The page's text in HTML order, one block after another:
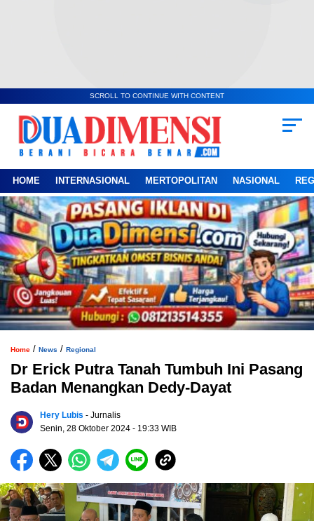
SCROLL TO CONTINUE WITH CONTENT
HOME INTERNASIONAL MERTOPOLITAN NASIONAL
Home / News / Regional
Dr Erick Putra Tanah Tumbuh Ini Pasang
Badan Menangkan Dedy-Dayat
Hery Lubis - Jurnalis
Senin, 28 Oktober 2024 - 19:33 WIB